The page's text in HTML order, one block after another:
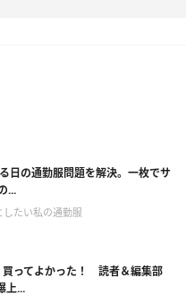
る日の通勤服問題を解決。一枚でサ
...
たい私の通勤服
買ってよかった！ 読者＆編集部
上...